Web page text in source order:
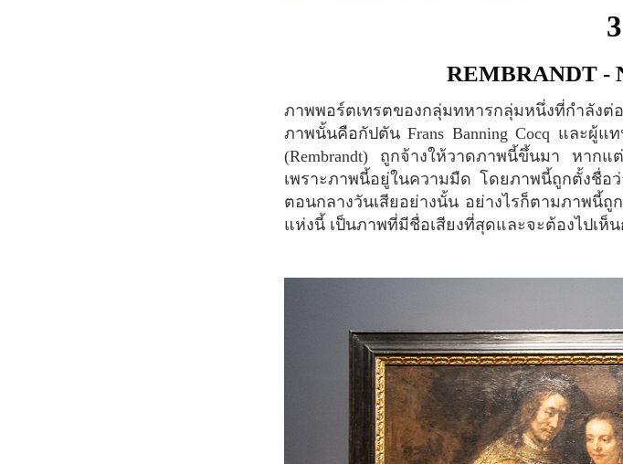
3
REMBRANDT
ภาพพอร์ตเทรตของกลุ่มทหารกลุ่มหนึ่งที่กำลังต่อสู้เพื่อปกป้องเมือง โดยทหารที่ปรากฏอยู่ใน
ภาพนั้นคือกัปตัน Frans Banning Cocq และผู้
(Rembrandt) ถูกจ้างให้วาดภาพนี้ขึ้นมา หากแ
เพราะภาพนี้อยู่ในความมืด โดยภาพนี้ถูกตั้งชื่อ
ตอนกลางวันเสียอย่างนั้น อย่างไรก็ตามภาพนี้ถู
แห่งนี้ เป็นภาพที่มีชื่อเสียงที่สุดและจะต้องไปเห็